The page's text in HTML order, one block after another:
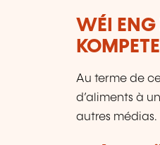
WÉI ENG
Au terme de
d’aliments à
autres médias.